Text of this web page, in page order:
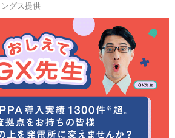
グス提供